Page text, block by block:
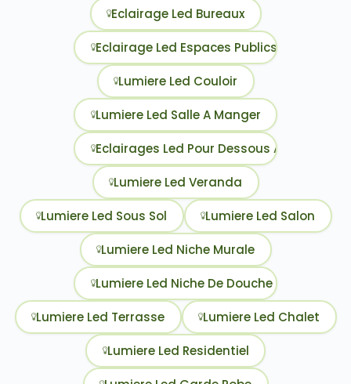
Eclairage Led Bureaux
Eclairage Led Espaces Publics
Lumiere Led Couloir
Lumiere Led Salle A Manger
Eclairages Led Pour Dessous Armoire
Lumiere Led Veranda
Lumiere Led Sous Sol Lumiere Led Salon
Lumiere Led Niche Murale
Lumiere Led Niche De Douche
Lumiere Led Terrasse Lumiere Led Chalet
Lumiere Led Residentiel